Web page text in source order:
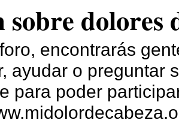
dolores
encontrarás
ayudar o preguntar
para poder